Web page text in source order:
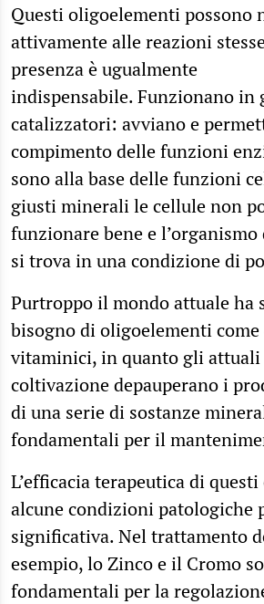
Questi oligoelementi possono
attivamente alle reazioni
presenza è ugualmente
indispensabile. Funzionano in
catalizzatori: avviano e
compimento delle funzioni
sono alla base delle funzioni
giusti minerali le cellule non
funzionare bene e l’organismo
si trova in una condizione di
Purtroppo il mondo attuale ha
bisogno di oligoelementi
vitaminici, in quanto gli
coltivazione depauperano i
di una serie di sostanze
fondamentali per il
L’efficacia terapeutica di
alcune condizioni patologiche
significativa. Nel trattamento
esempio, lo Zinco e il Cromo
fondamentali per la